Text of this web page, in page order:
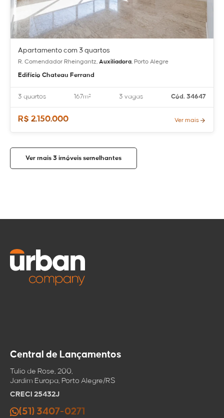
Apartamento com 3 quartos
R. Comendador Rheingantz, Auxiliadora, Porto Alegre
Edifício Chateau Ferrand
3 quartos 167m² 3 vagas Cód. 34647
R$ 2.150.000 Ver mais
Ver mais 3 imóveis semelhantes
Compartilhar
imóvel
WhatsApp
Copiar link
clipboard
Tirar dúvidas
Central de Lançamentos
Tulio de Rose, 200,
Jardim Europa, Porto Alegre/RS
CRECI 25432J
(51) 3407-0271